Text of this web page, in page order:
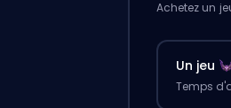
Achetez un
Un jeu
Temps